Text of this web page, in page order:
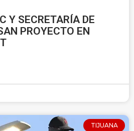
Y SECRETARÍA DE
PROYECTO EN
TIJUANA